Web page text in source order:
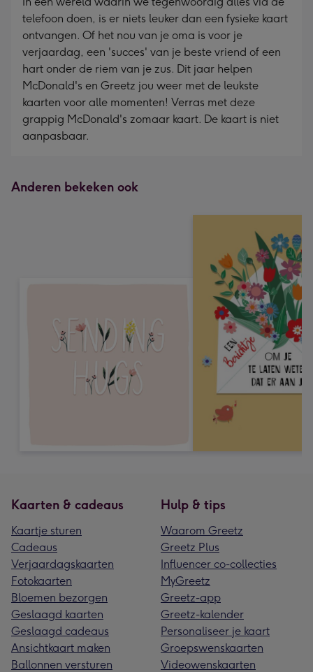
telefoon doen, is er niets leuker dan een fysieke kaart
ontvangen. Of het nou van je oma is voor je
verjaardag, een 'succes' van je beste vriend of een
hart onder de riem van je zus. Dit jaar helpen
McDonald's en Greetz jou weer met de leukste
kaarten voor alle momenten! Verras met deze
grappig McDonald's zomaar kaart. De kaart is niet
aanpasbaar.
Anderen bekeken ook
Kaarten & cadeaus
Kaartje sturen
Cadeaus
Verjaardagskaarten
Fotokaarten
Bloemen bezorgen
Geslaagd kaarten
Geslaagd cadeaus
Ansichtkaart maken
Ballonnen versturen
Hulp & tips
Waarom Greetz
Greetz Plus
Influencer co-collecties
MyGreetz
Greetz-app
Greetz-kalender
Personaliseer je kaart
Groepswenskaarten
Videowenskaarten